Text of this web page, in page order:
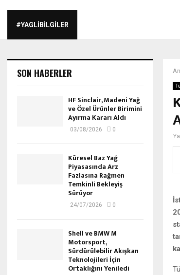
#YAGLIBILGILER
SON HABERLER
HF Sinclair, Madeni Yağ
ve Özel Ürünler Birimini
Ayırma Kararı Aldı
03/08/2026 0
Küresel Baz Yağ
Piyasasında Arz
Fazlasına Rağmen
Temkinli Bekleyiş
Sürüyor
24/07/2026 0
Shell ve BMW M
Motorsport,
Sürdürülebilir Akışkan
Teknolojileri İçin
Ortaklığını Yeniledi